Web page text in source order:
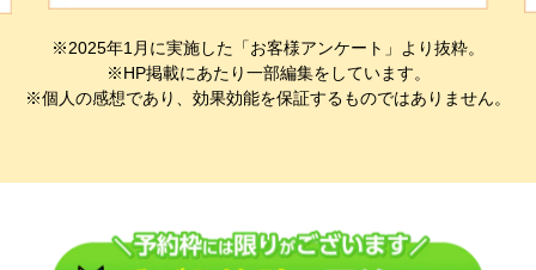
※2025年1月に実施した「お客様アンケート」より抜粋。
※HP掲載にあたり一部編集をしています。
※個人の感想であり、効果効能を保証するものではありません。